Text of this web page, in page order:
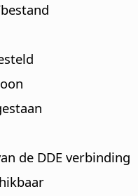
de DDE verbinding